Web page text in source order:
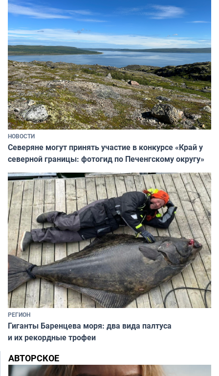
НОВОСТИ
Северяне могут принять участие в конкурсе «Край у
северной границы: фотогид по Печенгскому округу»
РЕГИОН
Гиганты Баренцева моря: два вида палтуса
и их рекордные трофеи
АВТОРСКОЕ